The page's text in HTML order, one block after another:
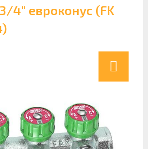
4" евроконус (FK